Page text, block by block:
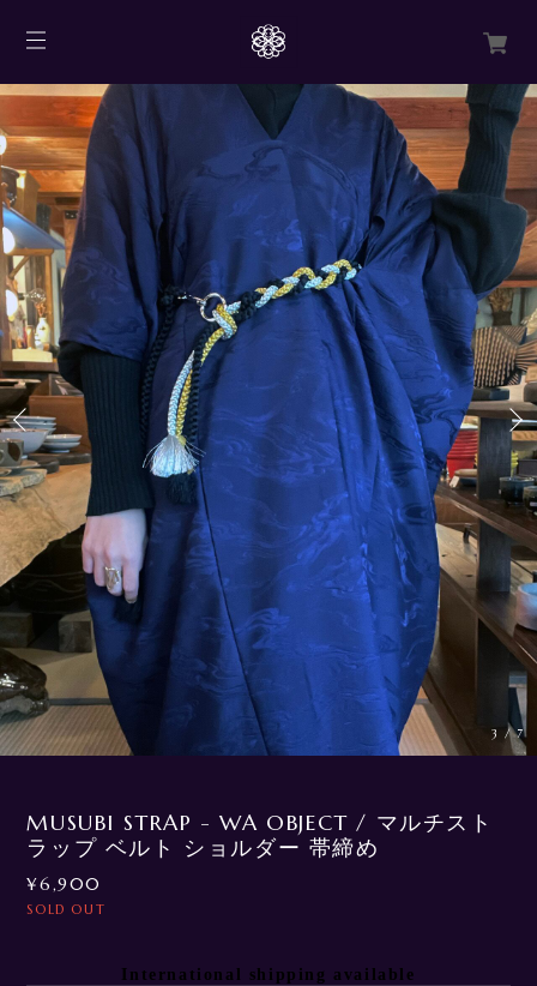
3 /7
MUSUBI STRAP - WA OBJECT / マルチスト
ラップ ベルト ショルダー 帯締め
¥6,900
SOLD OUT
International shipping available